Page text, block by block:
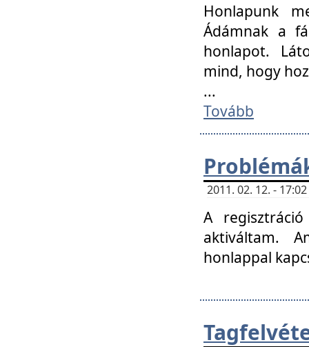
Honlapunk
Ádámnak a
honlapot.
mind, hogy
...
Tovább
2011. 02. 12. -
A
aktiváltam.
honlappal